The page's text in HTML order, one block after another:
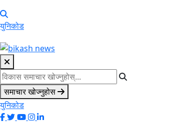
युनिकोड
समाचार खोज्नुहोस
युनिकोड